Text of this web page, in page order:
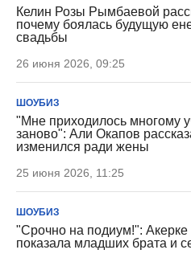
Келин Розы Рымбаевой
почему боялась будущую
свадьбы
26 июня 2026, 09:25
ШОУБИЗ
"Мне приходилось многому
заново": Али Окапов
изменился ради жены
25 июня 2026, 11:25
ШОУБИЗ
"Срочно на подиум!": Акерке
показала младших брата и